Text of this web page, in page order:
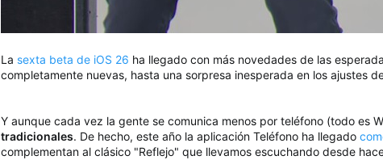
La sexta beta de iOS 26 ha llegado con más novedades de las
completamente nuevas, hasta una sorpresa inesperada en los ajustes
Y aunque cada vez la gente se comunica menos por teléfono (todo es
tradicionales. De hecho, este año la aplicación Teléfono ha llegado
complementan al clásico "Reflejo" que llevamos escuchando desde